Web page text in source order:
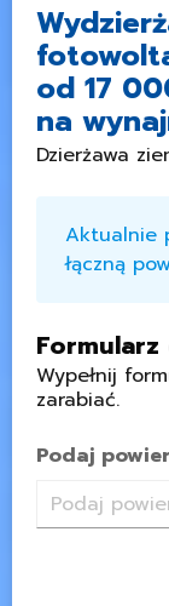
od 17
na
Dzierżawa
Aktualnie
łączną
Wypełnij
zarabiać.
Podaj